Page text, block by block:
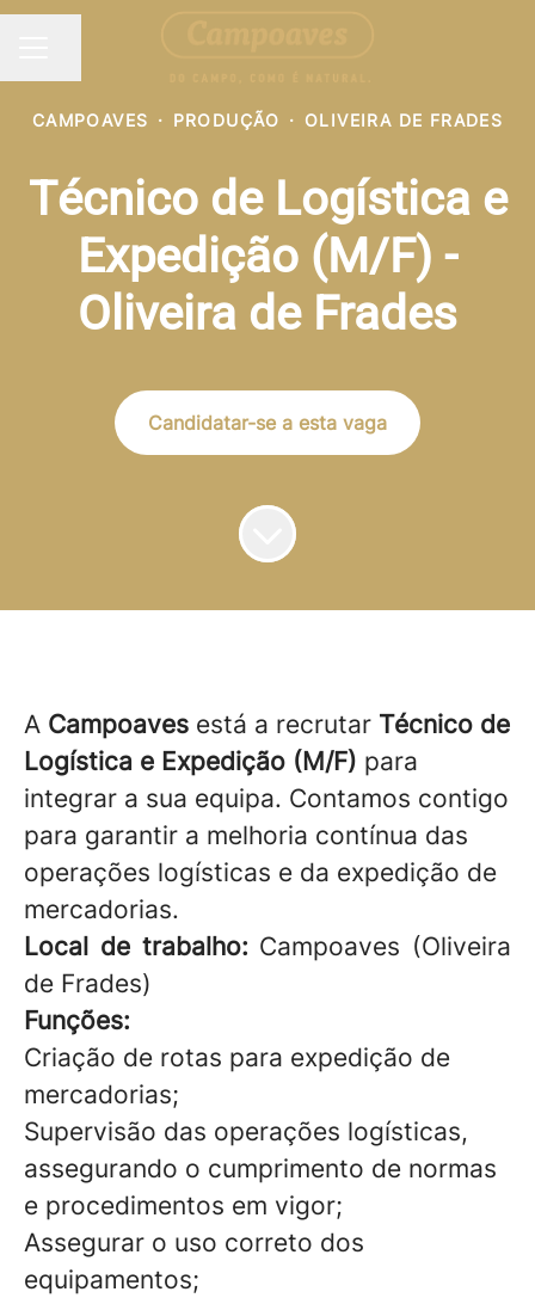
CAMPOAVES · PRODUÇÃO · OLIVEIRA DE FRADES
Técnico de Logística e
Expedição (M/F) -
Oliveira de Frades
Candidatar-se a esta vaga
A Campoaves está a recrutar Técnico de
Logística e Expedição (M/F) para
integrar a sua equipa. Contamos contigo
para garantir a melhoria contínua das
operações logísticas e da expedição de
mercadorias.
Local de trabalho: Campoaves (Oliveira
de Frades)
Funções:
Criação de rotas para expedição de
mercadorias;
Supervisão das operações logísticas,
assegurando o cumprimento de normas
e procedimentos em vigor;
Assegurar o uso correto dos
equipamentos;